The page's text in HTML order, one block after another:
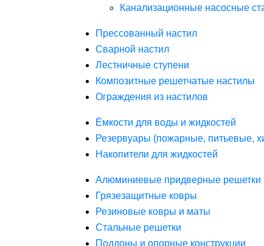
Канализационные насосные
Прессованный настил
Сварной настил
Лестничные ступени
Композитные решетчатые настилы
Ограждения из настилов
Ёмкости для воды и жидкостей
Резервуары (пожарные, питьевые,
Накопители для жидкостей
Алюминиевые придверные решетки
Грязезащитные ковры
Резиновые ковры и маты
Стальные решетки
Поддоны и опорные конструкции